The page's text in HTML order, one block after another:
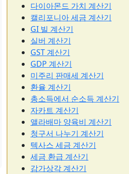
다이아몬드 가치 계산기
캘리포니아 세금 계산기
GI 빌 계산기
실버 계산기
GST 계산기
GDP 계산기
미주리 판매세 계산기
환율 계산기
총소득에서 순소득 계산기
자카트 계산기
앨라배마 양육비 계산기
청구서 나누기 계산기
텍사스 세금 계산기
세금 환급 계산기
감가상각 계산기